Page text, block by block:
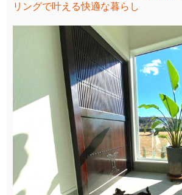
リングで叶える快適な暮らし